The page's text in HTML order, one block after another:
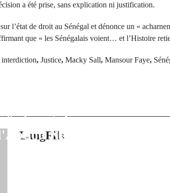
a été prise, sans explication ni justification.
l’état de droit au Sénégal et dénonce un «
que « les Sénégalais voient… et l’Histoire
interdiction, Justice, Macky Sall, Mansour Faye,
Ngom
et exige la
Nguer
LangFils